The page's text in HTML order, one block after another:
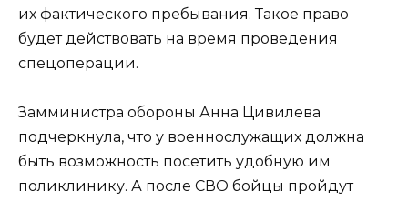
их фактического пребывания. Такое право
будет действовать на время проведения
спецоперации.
Замминистра обороны Анна Цивилева
подчеркнула, что у военнослужащих должна
быть возможность посетить удобную им
поликлинику. А после СВО бойцы пройдут